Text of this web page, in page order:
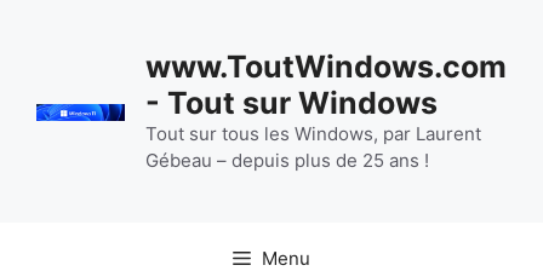
www.ToutWindows.com
- Tout sur Windows
Tout sur tous les Windows, par Laurent
Gébeau – depuis plus de 25 ans !
Menu